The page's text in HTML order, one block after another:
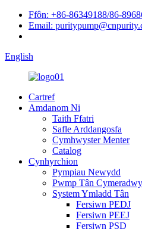
Ffôn: +86-86349188/86-
Email:
English
Cartref
Amdanom Ni
Taith Ffatri
Safle Arddangosfa
Cymhwyster Menter
Catalog
Cynhyrchion
Pympiau Newydd
Pwmp Tân
System Ymladd Tân
Fersiwn PEDJ
Fersiwn PEEJ
Fersiwn PSD